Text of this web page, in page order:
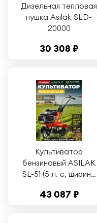
Дизельная тепловая
пушка Asilak SLD-
20000
30 308 ₽
Культиватор
бензиновый ASILAK
SL-51 (5 л. с, ширина
передача) (SL-51)
43 087 ₽